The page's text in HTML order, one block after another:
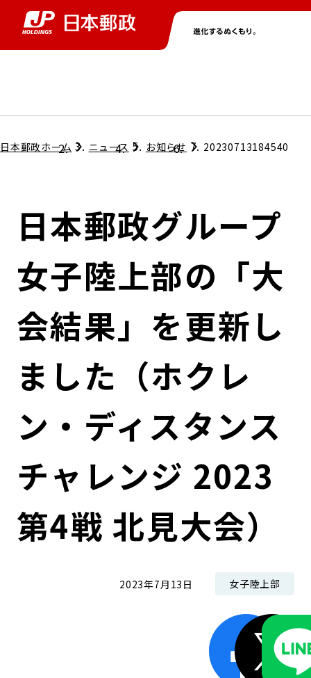
グループ情報トップ
コンプライアンス
ガバナンス
コンダクト向上の取組み
ローカル共創イニシアティブ
株主・投資家情報トップ
個人投資家のみなさまへ
株式情報
財務情報・IR資料
IRニュース
ニューストップ
サステナビリティトップ
担当役員メッセージ
サステナビリティマネジメント
持続可能な金融のフレームワーク
環境
ESGデータ集
採用情報トップ
日本郵政ホーム ニュース お知らせ 20230713184540
日本郵政グループ
女子陸上部の「大
会結果」を更新し
ました（ホクレ
ン・ディスタンス
チャレンジ 2023
第4戦 北見大会）
2023年7月13日 女子陸上部